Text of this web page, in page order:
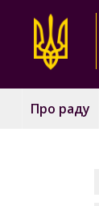
Про раду